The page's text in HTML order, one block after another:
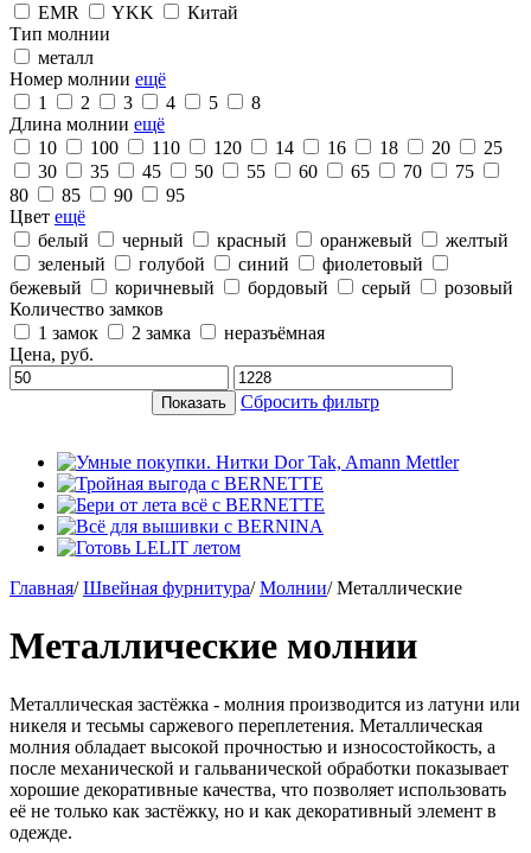
EMR
YKK
Китай
Тип молнии
металл
Номер молнии ещё
1
2 3 4 5
8
Длина молнии ещё
10
100 110 120 14 16 18 20
25
30
35 45 50 55 60 65 70
75
80
85 90
95
Цвет ещё
белый
черный красный оранжевый
желтый
зеленый
голубой синий
фиолетовый
бежевый
коричневый бордовый серый
розовый
Количество замков
1 замок
2 замка
неразъёмная
Цена, руб.
Сбросить фильтр
Главная/ Швейная фурнитура/ Молнии/ Металлические
Металлические молнии
Металлическая застёжка - молния производится из латуни или
никеля и тесьмы саржевого переплетения. Металлическая
молния обладает высокой прочностью и износостойкость, а
после механической и гальванической обработки показывает
хорошие декоративные качества, что позволяет использовать
её не только как застёжку, но и как декоративный элемент в
одежде.